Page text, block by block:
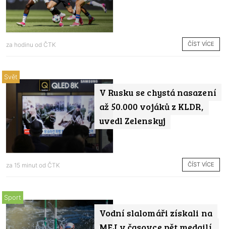
za hodinu od ČTK ČÍST VÍCE
V Rusku se chystá nasazení
až 50.000 vojáků z KLDR,
uvedl Zelenskyj
Svět
za 15 minut od ČTK ČÍST VÍCE
Vodní slalomáři získali na
Sport